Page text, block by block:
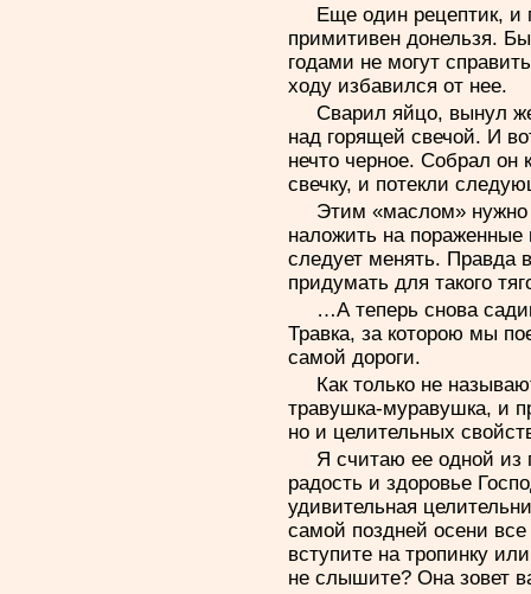
Еще один рецептик, и
примитивен донельзя.
годами не могут
ходу избавился от нее.
Сварил яйцо, вынул
над горящей свечой. И
нечто черное. Собрал он
свечку, и потекли
Этим «маслом» нужно
наложить на
следует менять. Правда
придумать для такого
…А теперь снова
Травка, за которою мы
самой дороги.
Как только не
травушка-муравушка, и
но и целительных
Я считаю ее одной из
радость и здоровье
удивительная
самой поздней осени все
вступите на тропинку
не слышите? Она зовет